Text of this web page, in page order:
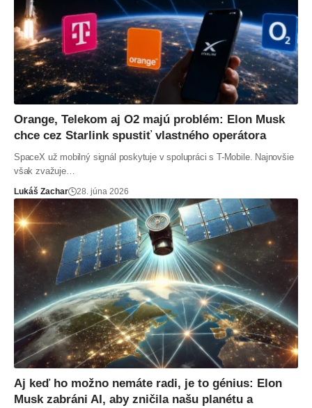
Orange, Telekom aj O2 majú problém: Elon Musk
chce cez Starlink spustiť vlastného operátora
SpaceX už mobilný signál poskytuje v spolupráci s T-Mobile. Najnovšie
však zvažuje…
Lukáš Zachar 28. júna 2026
Aj keď ho možno nemáte radi, je to génius: Elon
Musk zabráni AI, aby zničila našu planétu a